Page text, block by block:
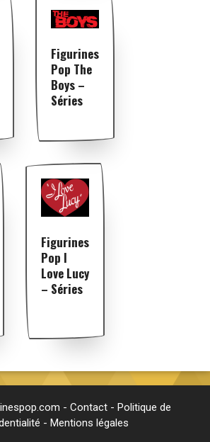
Figurines
Pop The
Boys –
Séries
Figurines
Pop I
Love Lucy
– Séries
- Contact - Politique de
- Mentions légales